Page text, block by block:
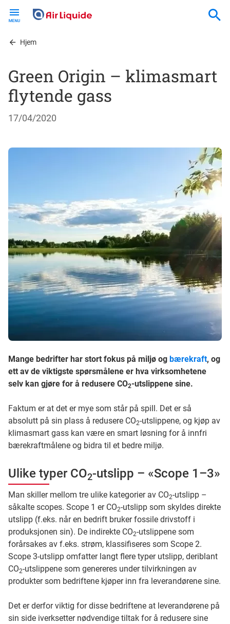
contentHjem
Green Origin – klimasmart
flytende gass
17/04/2020
Mange bedrifter har stort fokus på miljø og bærekraft, og
ett av de viktigste spørsmålene er hva virksomhetene
selv kan gjøre for å redusere CO2-utslippene sine.
Faktum er at det er mye som står på spill. Det er så
absolutt på sin plass å redusere CO2-utslippene, og kjøp av
klimasmart gass kan være en smart løsning for å innfri
bærekraftmålene og bidra til et bedre miljø.
Ulike typer CO2-utslipp – «Scope 1–3»
Man skiller mellom tre ulike kategorier av CO2-utslipp –
såkalte scopes. Scope 1 er CO2-utslipp som skyldes direkte
utslipp (f.eks. når en bedrift bruker fossile drivstoff i
produksjonen sin). De indirekte CO2-utslippene som
forårsakes av f.eks. strøm, klassifiseres som Scope 2.
Scope 3-utslipp omfatter langt flere typer utslipp, deriblant
CO2-utslippene som genereres under tilvirkningen av
produkter som bedriftene kjøper inn fra leverandørene sine.
Det er derfor viktig for disse bedriftene at leverandørene på
sin side iverksetter nødvendige tiltak for å redusere sine